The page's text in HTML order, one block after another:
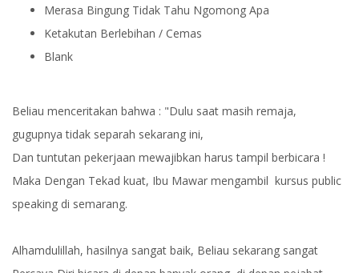
Merasa Bingung Tidak Tahu Ngomong Apa
Ketakutan Berlebihan / Cemas
Blank
Beliau menceritakan bahwa : "Dulu saat masih remaja,
gugupnya tidak separah sekarang ini,
Dan tuntutan pekerjaan mewajibkan harus tampil berbicara !
Maka Dengan Tekad kuat, Ibu Mawar mengambil kursus public
speaking di semarang.
Alhamdulillah, hasilnya sangat baik, Beliau sekarang sangat